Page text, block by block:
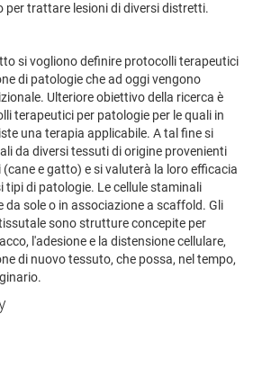
per trattare lesioni di diversi distretti.
si vogliono definire protocolli terapeutici
di patologie che ad oggi vengono
Ulteriore obiettivo della ricerca è
terapeutici per patologie per le quali in
una terapia applicabile. A tal fine si
da diversi tessuti di origine provenienti
e gatto) e si valuterà la loro efficacia
tipi di patologie. Le cellule staminali
da sole o in associazione a scaffold. Gli
sono strutture concepite per
l'adesione e la distensione cellulare,
di nuovo tessuto, che possa, nel tempo,